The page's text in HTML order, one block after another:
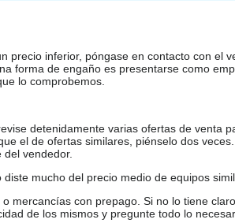
precio inferior, póngase en contacto con el
forma de engaño es presentarse como
lo comprobemos.
detenidamente varias ofertas de venta
el de ofertas similares, piénselo dos
vendedor.
mucho del precio medio de equipos
mercancías con prepago. Si no lo tiene
de los mismos y pregunte todo lo